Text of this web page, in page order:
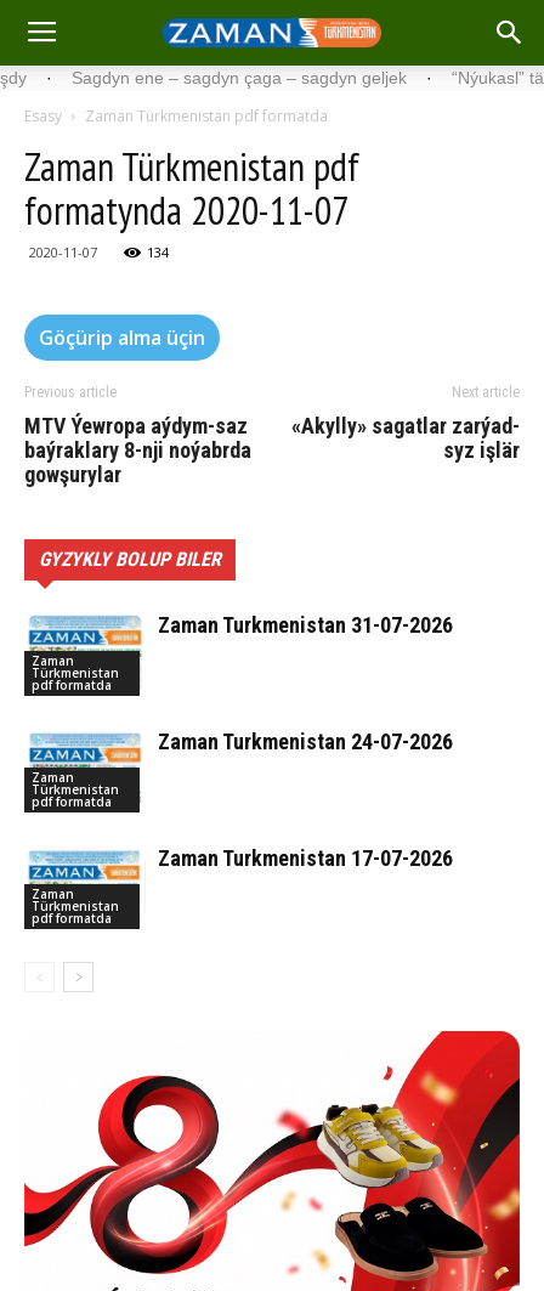
· Sagdyn ene – sagdyn çaga – sagdyn geljek · “Nýukasl”
Esasy Zaman Türkmenistan pdf formatda
Zaman Türkmenistan pdf
formatynda 2020-11-07
2020-11-07 134
Göçürip alma üçin
Previous article
MTV Ýewropa aýdym-saz
baýraklary 8-nji noýabrda
gowşurylar
Next article
«Akyl­ly» sa­gat­la­r zar­ýad­
syz iş­lär
GYZYKLY BOLUP BILER
Zaman
Türkmenistan
pdf formatda
Zaman Turkmenistan 31-07-2026
Zaman
Türkmenistan
pdf formatda
Zaman Turkmenistan 24-07-2026
Zaman
Türkmenistan
pdf formatda
Zaman Turkmenistan 17-07-2026